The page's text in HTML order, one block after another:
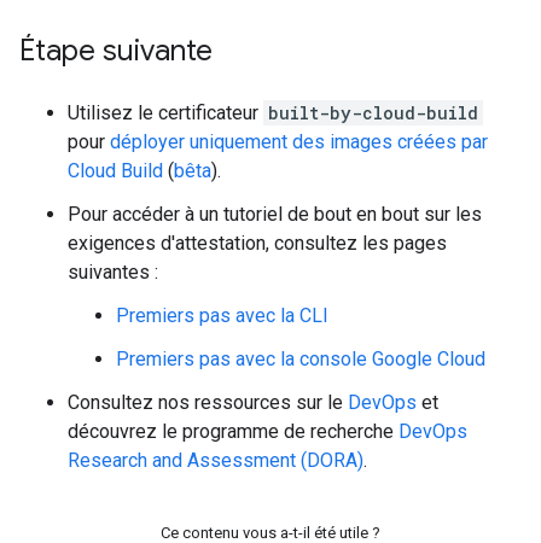
Étape suivante
Utilisez le certificateur built-by-cloud-build
pour déployer uniquement des images créées par
Cloud Build (bêta).
Pour accéder à un tutoriel de bout en bout sur les
exigences d'attestation, consultez les pages
suivantes :
Premiers pas avec la CLI
Premiers pas avec la console Google Cloud
Consultez nos ressources sur le DevOps et
découvrez le programme de recherche DevOps
Research and Assessment (DORA).
Ce contenu vous a-t-il été utile ?